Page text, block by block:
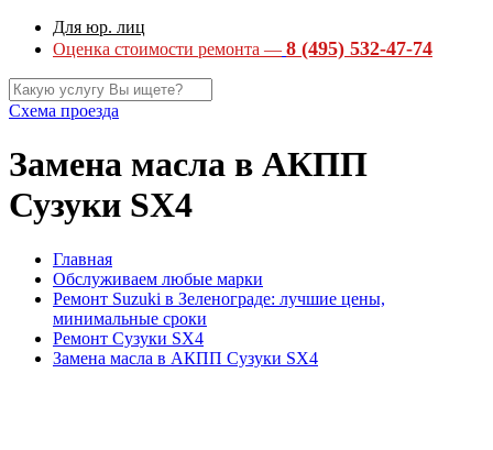
Для юр. лиц
Оценка стоимости ремонта — 8 (495) 532-47-74
Схема проезда
Замена масла в АКПП
Сузуки SX4
Главная
Обслуживаем любые марки
Ремонт Suzuki в Зеленограде: лучшие цены,
минимальные сроки
Ремонт Сузуки SX4
Замена масла в АКПП Сузуки SX4